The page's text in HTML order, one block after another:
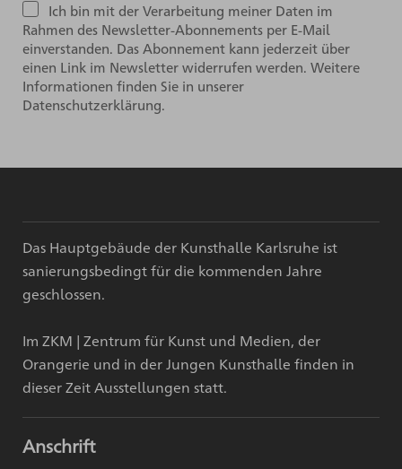
Ich bin mit der Verarbeitung meiner Daten im
Rahmen des Newsletter-Abonnements per E-Mail
einverstanden. Das Abonnement kann jederzeit über
einen Link im Newsletter widerrufen werden. Weitere
Informationen finden Sie in unserer
Datenschutzerklärung.
Das Hauptgebäude der Kunsthalle Karlsruhe ist
sanierungsbedingt für die kommenden Jahre
geschlossen.
Im ZKM | Zentrum für Kunst und Medien, der
Orangerie und in der Jungen Kunsthalle finden in
dieser Zeit Ausstellungen statt.
Anschrift